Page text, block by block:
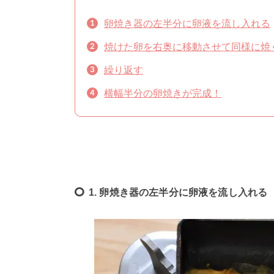
卵焼き器の左半分に卵液を流し入れる
焼けた卵を右奥に移動させて同様に焼
繰り返す
横幅半分の卵焼きが完成！
1. 卵焼き器の左半分に卵液を流し入れる